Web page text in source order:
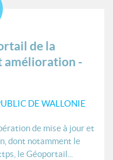
de la
amélioration -
DE WALLONIE
de mise à jour et
dont notamment le
le Géoportail...